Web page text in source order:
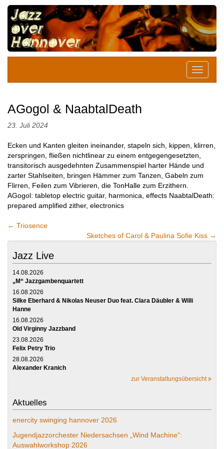
AGogol & NaabtalDeath
23. Juli 2024
Ecken und Kanten gleiten ineinander, stapeln sich, kippen, klirren,
zerspringen, fließen nichtlinear zu einem entgegengesetzten,
transitorisch ausgedehnten Zusammenspiel harter Hände und
zarter Stahlseiten, bringen Hämmer zum Tanzen, Gabeln zum
Flirren, Feilen zum Vibrieren, die TonHalle zum Erzithern.
AGogol: tabletop electric guitar, harmonica, effects NaabtalDeath:
prepared amplified zither, electronics
← Triosence
Sketches of Carol & Paulina Sofie Kiss →
Jazz Live
14.08.2026
„M“ Jazzgambenquartett
16.08.2026
Silke Eberhard & Nikolas Neuser Duo feat. Clara Däubler & Willi
Hanne
16.08.2026
Old Virginny Jazzband
23.08.2026
Felix Petry Trio
28.08.2026
Alexander Kranich
zur Veranstaltungsübersicht
Aktuelles
enercity swinging hannover 2026
Jugendjazzorchester Niedersachsen „Wind Machine“:
Auswahlworkshop 2026